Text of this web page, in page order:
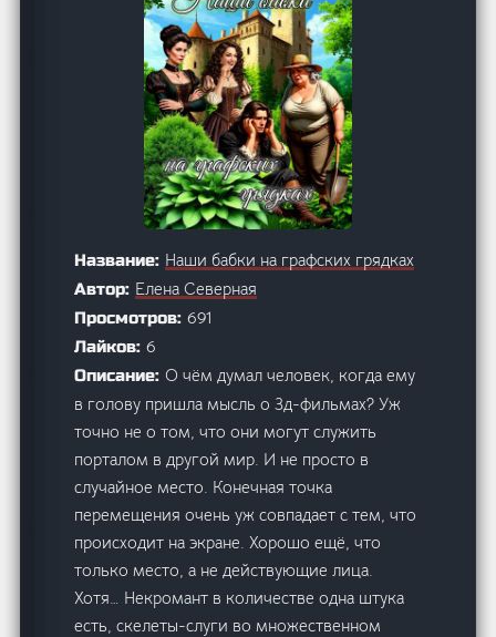
Название: Наши бабки на графских грядках
Автор: Елена Северная
Просмотров:691
Лайков:6
Описание:О чём думал человек, когда ему
в голову пришла мысль о 3д-фильмах? Уж
точно не о том, что они могут служить
порталом в другой мир. И не просто в
случайное место. Конечная точка
перемещения очень уж совпадает с тем, что
происходит на экране. Хорошо ещё, что
только место, а не действующие лица.
Хотя… Некромант в количестве одна штука
есть, скелеты-слуги во множественном